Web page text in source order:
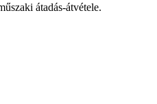
átadás-átvétele.